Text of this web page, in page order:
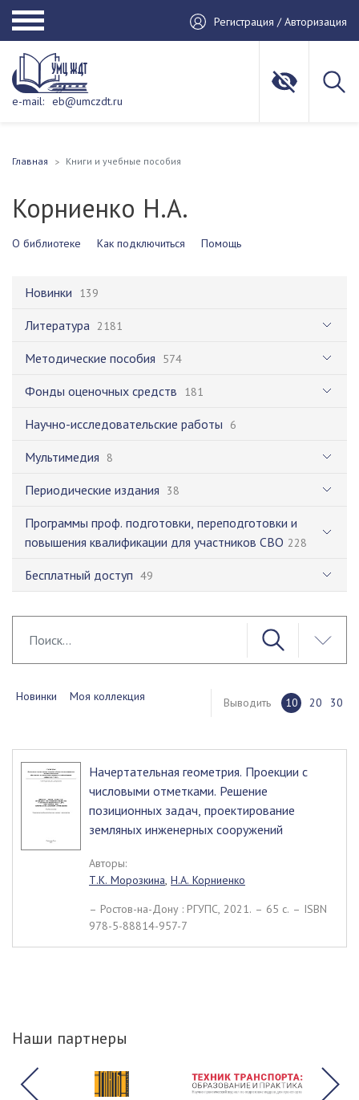
Регистрация / Авторизация
e-mail: eb@umczdt.ru
Главная Книги и учебные пособия
Корниенко Н.А.
О библиотеке Как подключиться Помощь
Новинки 139
Литература 2181
Методические пособия 574
Фонды оценочных средств 181
Научно-исследовательские работы 6
Мультимедия 8
Периодические издания 38
Программы проф. подготовки, переподготовки и
повышения квалификации для участников СВО 228
Бесплатный доступ 49
Новинки Моя коллекция Выводить 10 20 30
Начертательная геометрия. Проекции с
числовыми отметками. Решение
позиционных задач, проектирование
земляных инженерных сооружений
Авторы:
Т.К. Морозкина, Н.А. Корниенко
– Ростов-на-Дону : РГУПС, 2021. – 65 c. – ISBN
978-5-88814-957-7
Наши партнеры